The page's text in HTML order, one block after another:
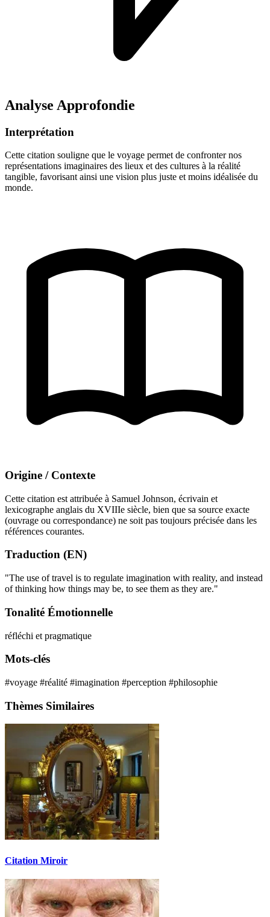
Analyse Approfondie
Interprétation
Cette citation souligne que le voyage permet de confronter nos
représentations imaginaires des lieux et des cultures à la réalité
tangible, favorisant ainsi une vision plus juste et moins idéalisée du
monde.
Origine / Contexte
Cette citation est attribuée à Samuel Johnson, écrivain et
lexicographe anglais du XVIIIe siècle, bien que sa source exacte
(ouvrage ou correspondance) ne soit pas toujours précisée dans les
références courantes.
Traduction (EN)
"The use of travel is to regulate imagination with reality, and instead
of thinking how things may be, to see them as they are."
Tonalité Émotionnelle
réfléchi et pragmatique
Mots-clés
#voyage #réalité #imagination #perception #philosophie
Thèmes Similaires
Citation Miroir